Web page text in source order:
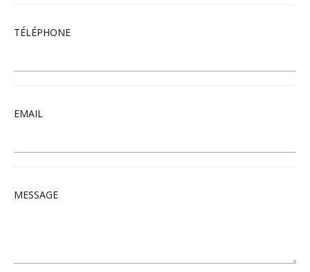
TÉLÉPHONE
EMAIL
MESSAGE